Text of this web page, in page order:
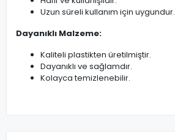
Uzun süreli kullanım için uygundur.
Dayanıklı Malzeme:
Kaliteli plastikten üretilmiştir.
Dayanıklı ve sağlamdır.
Kolayca temizlenebilir.